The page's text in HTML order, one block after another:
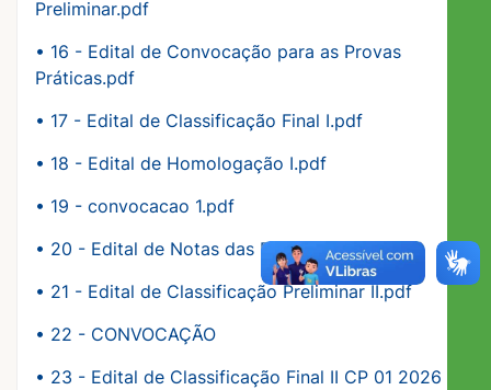
Preliminar.pdf
• 16 - Edital de Convocação para as Provas
Práticas.pdf
• 17 - Edital de Classificação Final I.pdf
• 18 - Edital de Homologação I.pdf
• 19 - convocacao 1.pdf
• 20 - Edital de Notas das Provas Práticas.pdf
• 21 - Edital de Classificação Preliminar II.pdf
• 22 - CONVOCAÇÃO
• 23 - Edital de Classificação Final II CP 01 2026